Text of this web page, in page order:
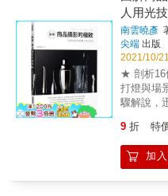
之外， 你還要懂得如何構圖， 什麼樣的動作可
以增加畫面感， 怎麼創造故事
棒， 要讓女孩的可愛， 透過你的鏡頭發揮一百
倍效果！ ★攝影的三個重點 ①緩和被攝者的鏡
實並非日
「動作」
相機存在
的表情及動作。 ②讓畫面產
作主題，
偶然幫助自己 一邊挪動身體一
伴隨攝影
人用光
南雲曉彥
尖端 出版
2021/10/
★ 剖析16
打燈與場景設定機密
驟解說，迅
的細節 ★ 特別示範「移軸鏡頭」在商攝範疇的
活用術與其特殊
用的扎實觀
9 折 特
加